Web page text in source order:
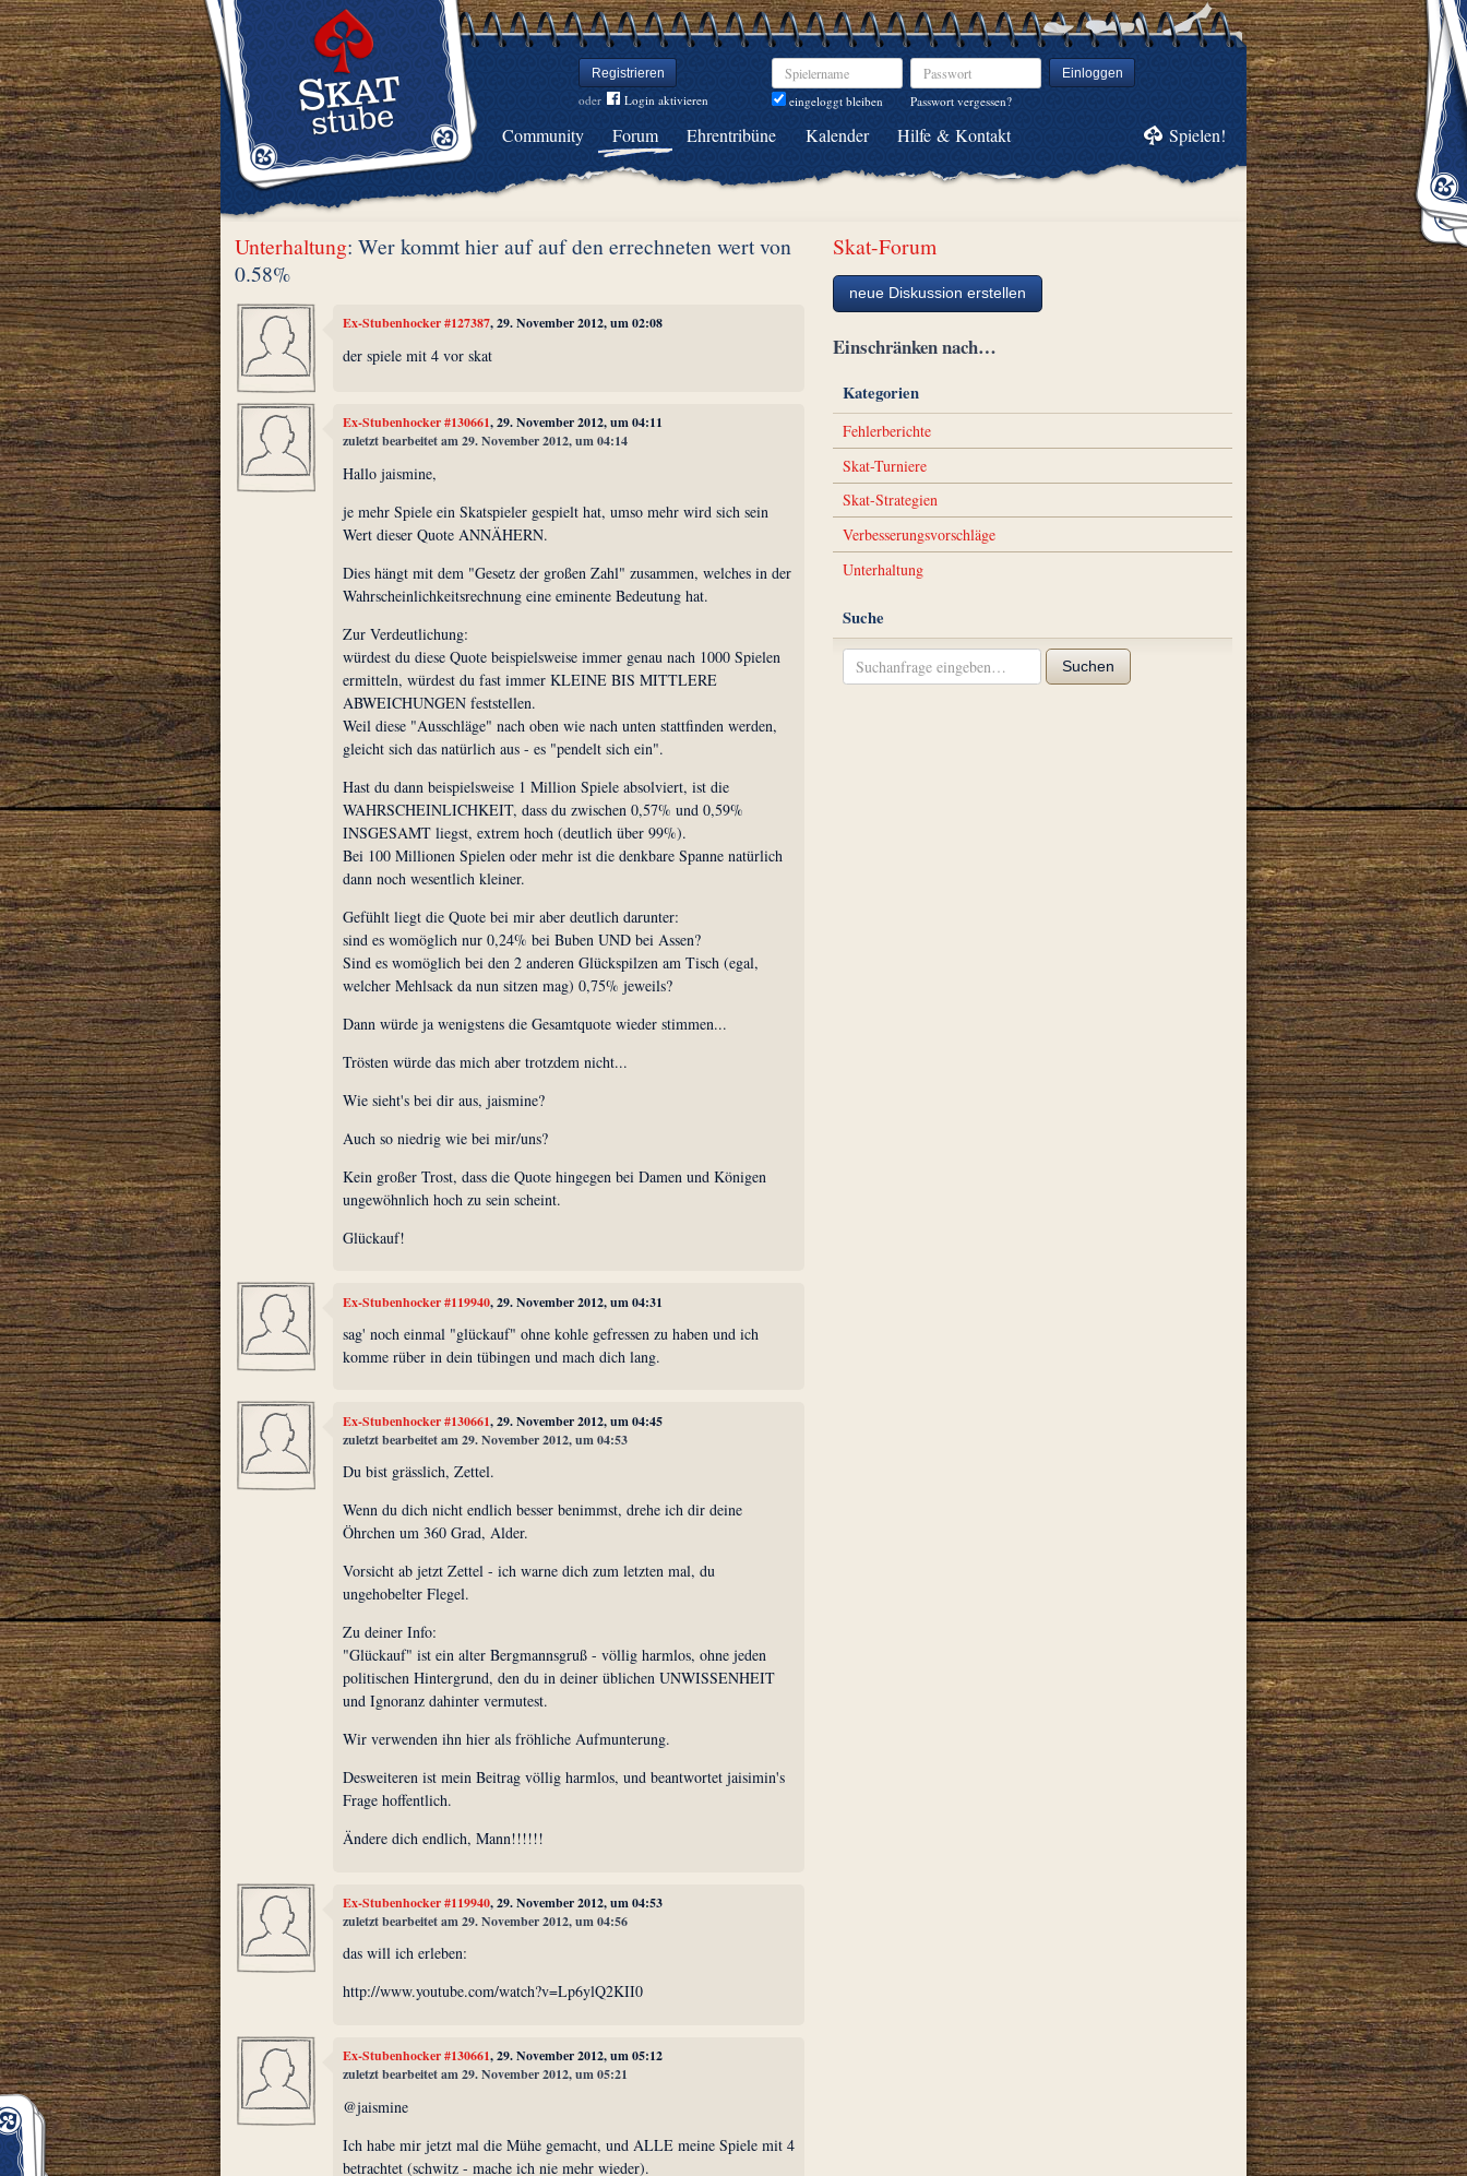
Registrieren
oder Login aktivieren
Spielername
eingeloggt bleiben
Passwort Einloggen
Passwort vergessen?
Community Forum Ehrentribüne Kalender Hilfe & Kontakt Spielen!
Unterhaltung: Wer kommt hier auf auf den errechneten wert von
0.58%
Ex-Stubenhocker #127387, 29. November 2012, um 02:08
der spiele mit 4 vor skat
Ex-Stubenhocker #130661, 29. November 2012, um 04:11
zuletzt bearbeitet am 29. November 2012, um 04:14
Hallo jaismine,
je mehr Spiele ein Skatspieler gespielt hat, umso mehr wird sich sein
Wert dieser Quote ANNÄHERN.
Dies hängt mit dem "Gesetz der großen Zahl" zusammen, welches in der
Wahrscheinlichkeitsrechnung eine eminente Bedeutung hat.
Zur Verdeutlichung:
würdest du diese Quote beispielsweise immer genau nach 1000 Spielen
ermitteln, würdest du fast immer KLEINE BIS MITTLERE
ABWEICHUNGEN feststellen.
Weil diese "Ausschläge" nach oben wie nach unten stattfinden werden,
gleicht sich das natürlich aus - es "pendelt sich ein".
Hast du dann beispielsweise 1 Million Spiele absolviert, ist die
WAHRSCHEINLICHKEIT, dass du zwischen 0,57% und 0,59%
INSGESAMT liegst, extrem hoch (deutlich über 99%).
Bei 100 Millionen Spielen oder mehr ist die denkbare Spanne natürlich
dann noch wesentlich kleiner.
Gefühlt liegt die Quote bei mir aber deutlich darunter:
sind es womöglich nur 0,24% bei Buben UND bei Assen?
Sind es womöglich bei den 2 anderen Glückspilzen am Tisch (egal,
welcher Mehlsack da nun sitzen mag) 0,75% jeweils?
Dann würde ja wenigstens die Gesamtquote wieder stimmen...
Trösten würde das mich aber trotzdem nicht...
Wie sieht's bei dir aus, jaismine?
Auch so niedrig wie bei mir/uns?
Kein großer Trost, dass die Quote hingegen bei Damen und Königen
ungewöhnlich hoch zu sein scheint.
Glückauf!
Ex-Stubenhocker #119940, 29. November 2012, um 04:31
sag' noch einmal "glückauf" ohne kohle gefressen zu haben und ich
komme rüber in dein tübingen und mach dich lang.
Ex-Stubenhocker #130661, 29. November 2012, um 04:45
zuletzt bearbeitet am 29. November 2012, um 04:53
Du bist grässlich, Zettel.
Wenn du dich nicht endlich besser benimmst, drehe ich dir deine
Öhrchen um 360 Grad, Alder.
Vorsicht ab jetzt Zettel - ich warne dich zum letzten mal, du
ungehobelter Flegel.
Zu deiner Info:
"Glückauf" ist ein alter Bergmannsgruß - völlig harmlos, ohne jeden
politischen Hintergrund, den du in deiner üblichen UNWISSENHEIT
und Ignoranz dahinter vermutest.
Wir verwenden ihn hier als fröhliche Aufmunterung.
Desweiteren ist mein Beitrag völlig harmlos, und beantwortet jaisimin's
Frage hoffentlich.
Ändere dich endlich, Mann!!!!!!
Ex-Stubenhocker #119940, 29. November 2012, um 04:53
zuletzt bearbeitet am 29. November 2012, um 04:56
das will ich erleben:
http://www.youtube.com/watch?v=Lp6ylQ2KII0
Ex-Stubenhocker #130661, 29. November 2012, um 05:12
zuletzt bearbeitet am 29. November 2012, um 05:21
@jaismine
Ich habe mir jetzt mal die Mühe gemacht, und ALLE meine Spiele mit 4
betrachtet (schwitz - mache ich nie mehr wieder).
Skat-Forum
neue Diskussion erstellen
Einschränken nach…
Kategorien
Fehlerberichte
Skat-Turniere
Skat-Strategien
Verbesserungsvorschläge
Unterhaltung
Suche
Suchen